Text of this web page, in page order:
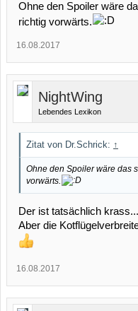
Ohne den Spoiler wäre
richtig vorwärts.
16.08.2017
NightWing
Lebendes Lexikon
Zitat von Dr.Schrick: ↑
Ohne den Spoiler wäre das
vorwärts.
Der ist tatsächlich krass...
Aber die
16.08.2017